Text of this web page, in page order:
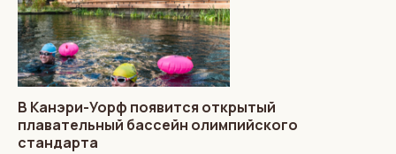
В Канэри-Уорф появится открытый
плавательный бассейн олимпийского
стандарта